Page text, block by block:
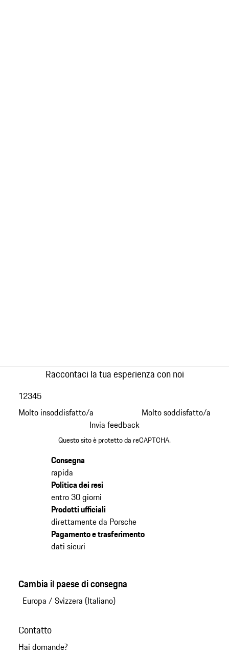
Raccontaci la tua esperienza con noi
Molto insoddisfatto/a
12345
Molto soddisfatto/a
Invia feedback
Questo sito è protetto da reCAPTCHA.
Consegna
rapida
Politica dei resi
entro 30 giorni
Prodotti ufficiali
direttamente da Porsche
Pagamento e trasferimento
dati sicuri
Cambia il paese di consegna
Europa / Svizzera (Italiano)
Contatto
Hai domande?